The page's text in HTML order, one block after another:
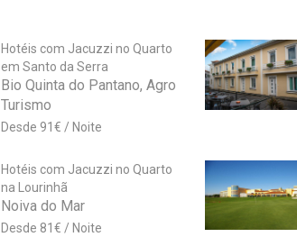
Hotéis com Jacuzzi no Quarto
em Santo da Serra
Bio Quinta do Pantano, Agro
Turismo
91 €
Hotéis com Jacuzzi no Quarto
na Lourinhã
Noiva do Mar
81 €